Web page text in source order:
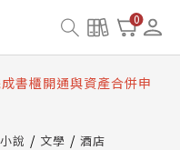
0
產合併與書櫃開通申請
見問題
書櫃開通與資產合併申
說 文學 酒店